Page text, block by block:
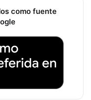
como fuente